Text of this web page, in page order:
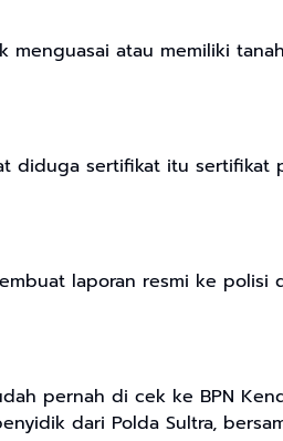
atau memiliki
diduga sertifikat itu sertifikat
laporan resmi ke polisi
pernah di cek ke BPN
dari Polda Sultra,